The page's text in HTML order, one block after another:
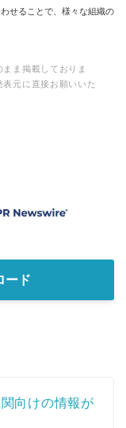
せることで、様々な組織の
ま掲載しておりま
元に直接お願いいた
ード
向けの情報が